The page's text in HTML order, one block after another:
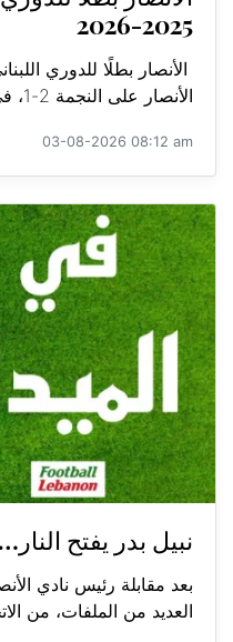
2025-2026
الأنصار على النجمة 2-1، في الجولة ال...
03-08-2026 08:12 am
نبيل بدر يفتح
بعد مقابلة رئيس نادي
العديد من الملفات، من